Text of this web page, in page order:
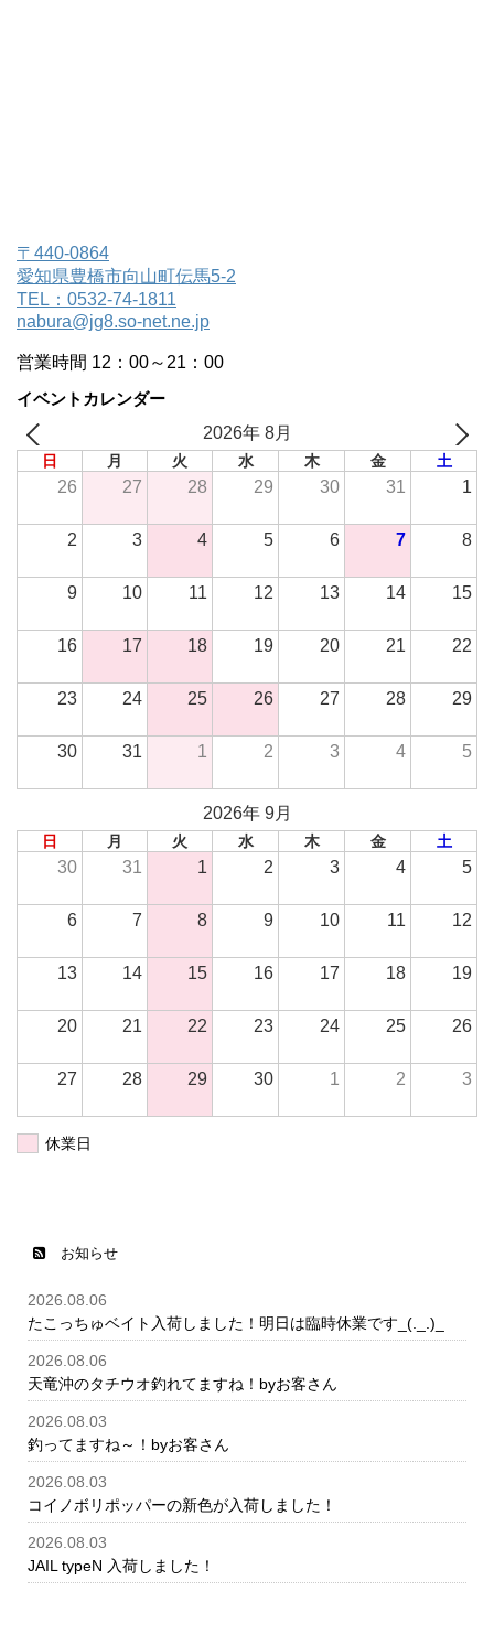
〒440-0864
愛知県豊橋市向山町伝馬5-2
TEL：0532-74-1811
nabura@jg8.so-net.ne.jp
営業時間 12：00～21：00
イベントカレンダー
2026年 8月
日 月 火 水 木 金 土
26 27 28 29 30 31 1
2 3 4 5 6 7 8
9 10 11 12 13 14 15
16 17 18 19 20 21 22
23 24 25 26 27 28 29
30 31 1 2 3 4 5
2026年 9月
日 月 火 水 木 金 土
30 31 1 2 3 4 5
6 7 8 9 10 11 12
13 14 15 16 17 18 19
20 21 22 23 24 25 26
27 28 29 30 1 2 3
休業日
お知らせ
2026.08.06
たこっちゅベイト入荷しました！明日は臨時休業です_(._.)_
2026.08.06
天竜沖のタチウオ釣れてますね！byお客さん
2026.08.03
釣ってますね～！byお客さん
2026.08.03
コイノボリポッパーの新色が入荷しました！
2026.08.03
JAIL typeN 入荷しました！